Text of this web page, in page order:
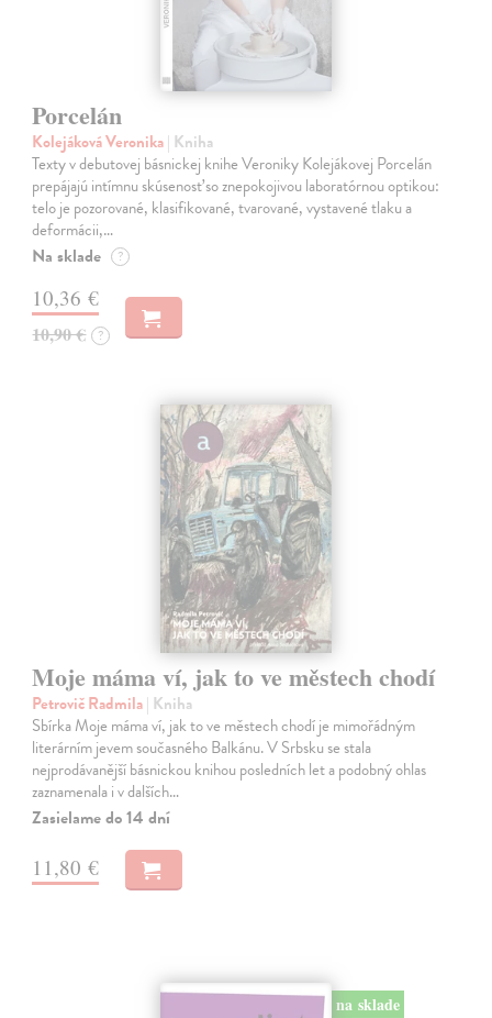
Porcelán
Kolejáková Veronika| Kniha
Texty v debutovej básnickej knihe Veroniky Kolejákovej Porcelán
prepájajú intímnu skúsenosť so znepokojivou laboratórnou optikou:
telo je pozorované, klasifikované, tvarované, vystavené tlaku a
deformácii,…
Na sklade ?
10,36 €
10,90 € ?
Moje máma ví, jak to ve městech chodí
Petrovič Radmila| Kniha
Sbírka Moje máma ví, jak to ve městech chodí je mimořádným
literárním jevem současného Balkánu. V Srbsku se stala
nejprodávanější básnickou knihou posledních let a podobný ohlas
zaznamenala i v dalších…
Zasielame do 14 dní
11,80 €
na sklade